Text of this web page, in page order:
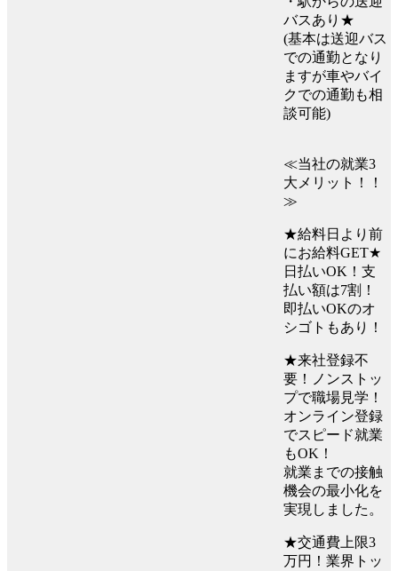
バスあり★
(基本は送迎バス
での通勤となり
ますが車やバイ
クでの通勤も相
談可能)
≪当社の就業3
大メリット！！
≫
★給料日より前
にお給料GET★
日払いOK！支
払い額は7割！
即払いOKのオ
シゴトもあり！
★来社登録不
要！ノンストッ
プで職場見学！
オンライン登録
でスピード就業
もOK！
就業までの接触
機会の最小化を
実現しました。
★交通費上限3
万円！業界トッ